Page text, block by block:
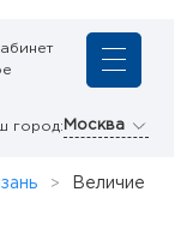
город: Москва
Величие